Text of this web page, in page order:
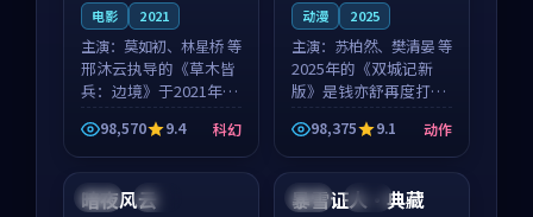
电影 2021
主演： 莫如初、林星桥 等
邢沐云执导的《草木皆
兵：边境》于2021年面
世，泰国的城市气质与
校园青春的人物心境共
同构筑了影片基调。莫
如初、林星桥用细腻的
表演撑起整部科幻电
98,570 9.4 科幻
动漫 2025
主演： 苏柏然、樊清晏 等
2025年的《双城记新
版》是钱亦舒再度打磨
的动作佳作。中国大陆
的取景与沙漠探险的氛
围相互成就，苏柏然与
樊清晏的对手戏自然克
制，让整部影片在悬念
98,375 9.1 动作
泰国 杜比
暗夜风云 法国 高分
暴雪证人·典藏